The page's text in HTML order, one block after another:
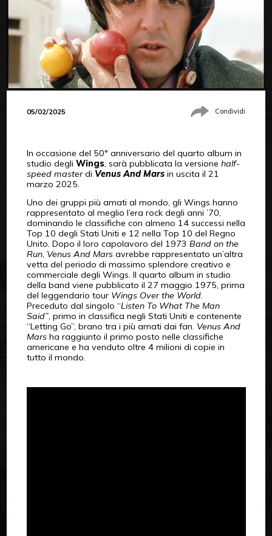
05/02/2025 Condividi
In occasione del 50° anniversario del quarto album in
studio degli Wings, sarà pubblicata la versione half-
speed masterdi Venus And Mars in uscita il 21
marzo 2025.
Uno dei gruppi più amati al mondo, gli Wings hanno
rappresentato al meglio l’era rock degli anni ’70,
dominando le classifiche con almeno 14 successi nella
Top 10 degli Stati Uniti e 12 nella Top 10 del Regno
Unito. Dopo il loro capolavoro del 1973 Band on the
Run, Venus And Marsavrebbe rappresentato un’altra
vetta del periodo di massimo splendore creativo e
commerciale degli Wings. Il quarto album in studio
della band viene pubblicato il 27 maggio 1975, prima
del leggendario tour Wings Over the World.
Preceduto dal singolo “Listen To What The Man
Said”, primo in classifica negli Stati Uniti e contenente
“Letting Go”, brano tra i più amati dai fan. Venus And
Marsha raggiunto il primo posto nelle classifiche
americane e ha venduto oltre 4 milioni di copie in
tutto il mondo.